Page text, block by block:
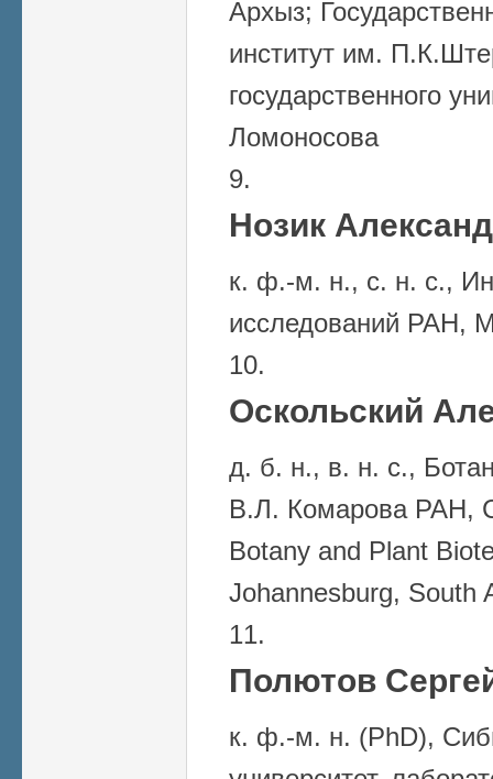
Архыз;
институт им.
государственного
Ломоносова
Нозик
к. ф.-м. н., с. н. с.,
исследований РАН,
Оскольский
д. б. н., в. н. с.,
В.Л. Комарова РАН,
Botany and Plant
Johannesburg, South
Полютов
к. ф.-м. н. (PhD),